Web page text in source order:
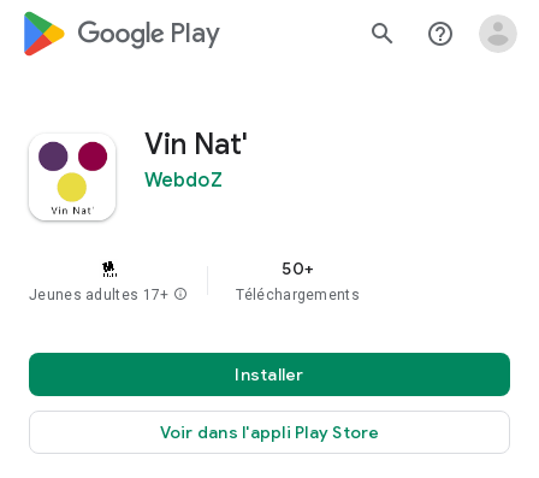
google_logo Play search help_outline
Vin Nat'
WebdoZ
Jeunes adultes 17+ info
50+
Téléchargements
Installer
Voir dans l'appli Play Store